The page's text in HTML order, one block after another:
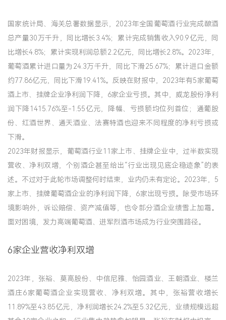
国家统计局、海关总署数据显示，2023年全国葡萄酒行业完成酿酒
总产量30万千升，同比增长3.4%；累计完成销售收入90.9亿元，同
比增长4.8%；累计实现利润总额2.2亿元，同比增长2.8%。2023年，
葡萄酒累计进口量为24.3万千升，同比下滑25.67%；累计进口金额
约77.86亿元，同比下滑19.41%。反映在财报中，2023年有5家葡萄
酒上市、挂牌企业净利润下降，6家企业亏损。其中，威龙股份净利
润下降1415.76%至-1.55亿元，降幅、亏损额均位列首位；通葡股
份、红酒世界、通天酒业、法赛特酒也迎来不同程度的净利亏损或
下滑。
2023年财报显示，葡萄酒行业11家上市、挂牌企业中，过半数实现
营收、净利双增，个别酒企甚至给出“行业出现见底企稳迹象”的表
述。不过对于此轮市场调整何时结束，业内仍未有定论。2023年，5
家上市、挂牌葡萄酒企业的净利润下降，6家出现亏损。除受市场环
境影响外，诉讼赔偿、资产减值等，也令部分酒企业绩雪上加霜。
面对困境，发力高端葡萄酒、进军烈酒市场成为行业突围路径。
6家企业营收净利双增
2023年，张裕、莫高股份、中信尼雅、怡园酒业、王朝酒业、楼兰
酒庄6家葡萄酒企业实现营收、净利双增。其中，张裕营收增长
11.89%至43.85亿元，净利润增长24.2%至5.32亿元，业绩规模远超